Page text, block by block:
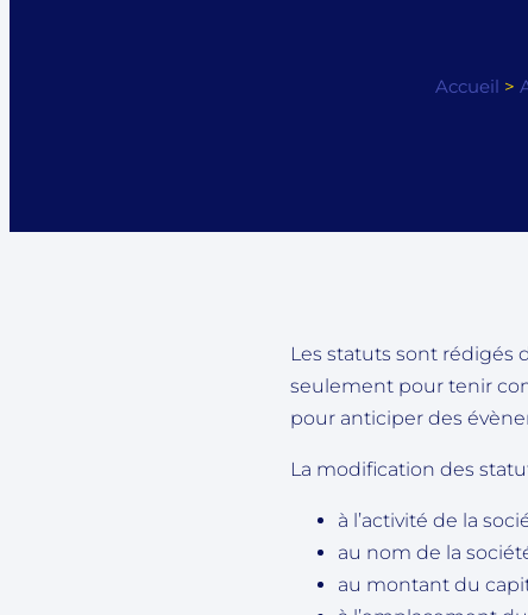
Accueil >
Les statuts sont rédigés
seulement pour tenir
pour anticiper des
La modification des
à l’activité de la
au nom de la
au montant du